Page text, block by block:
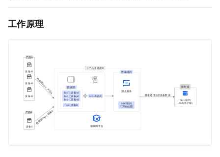
工作原理